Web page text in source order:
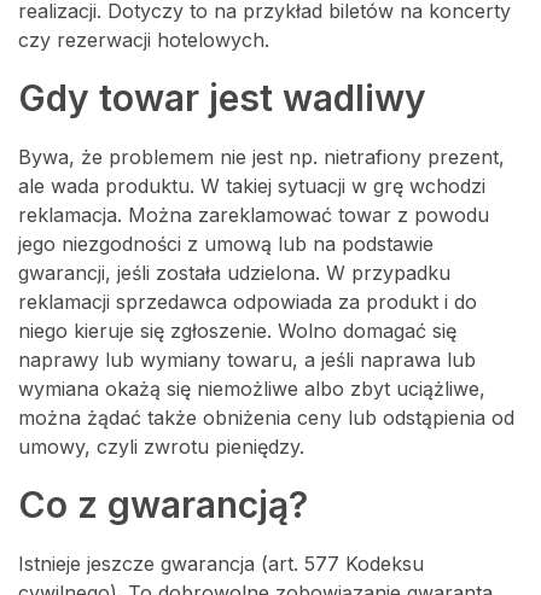
realizacji. Dotyczy to na przykład biletów na koncerty
czy rezerwacji hotelowych.
Gdy towar jest wadliwy
Bywa, że problemem nie jest np. nietrafiony prezent,
ale wada produktu. W takiej sytuacji w grę wchodzi
reklamacja. Można zareklamować towar z powodu
jego niezgodności z umową lub na podstawie
gwarancji, jeśli została udzielona. W przypadku
reklamacji sprzedawca odpowiada za produkt i do
niego kieruje się zgłoszenie. Wolno domagać się
naprawy lub wymiany towaru, a jeśli naprawa lub
wymiana okażą się niemożliwe albo zbyt uciążliwe,
można żądać także obniżenia ceny lub odstąpienia od
umowy, czyli zwrotu pieniędzy.
Co z gwarancją?
Istnieje jeszcze gwarancja (art. 577 Kodeksu